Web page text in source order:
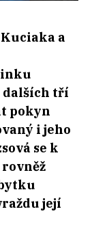
a
dalších tří
pokyn
i jeho
se k
její